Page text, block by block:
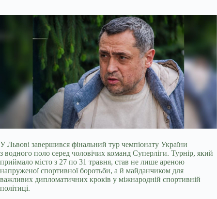
У Львові завершився фінальний тур чемпіонату України
з водного поло серед чоловічих команд Суперліги. Турнір, який
приймало місто з 27 по 31 травня, став не лише ареною
напруженої спортивної боротьби, а й майданчиком для
важливих дипломатичних кроків у міжнародній спортивній
політиці.